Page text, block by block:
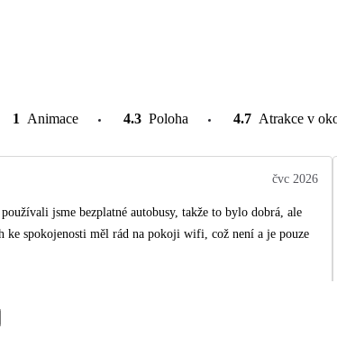
1 Animace 4.3 Poloha 4.7 Atrakce v
čvc 2026
jsme bezplatné autobusy, takže to bylo dobrá, ale
ke spokojenosti měl rád na pokoji wifi, což není a je pouze